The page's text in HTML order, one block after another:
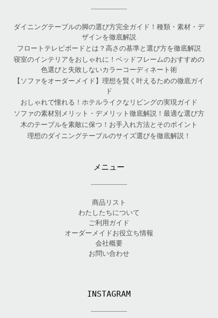
ダイニングテーブルの脚の選び方完全ガイド！種類・素材・デ
ザインを徹底解説
フロートテレビボードとは？高さの基準と選び方を徹底解説
寝室のインテリアをおしゃれに！ベッドフレームのおすすめの
色選びと失敗しないカラーコーディネート術
【ソファをオーダーメイド】理想を賢く叶えるための徹底ガイ
ド
おしゃれで憧れる！ホテルライクなリビングの実現ガイド
ソファの素材別メリット・デメリット徹底解説！最適な選び方
木のテーブルを素敵に保つ！お手入れ方法とそのポイント
理想のダイニングテーブルのサイズ選びを徹底解説！
メニュー
商品リスト
わたしたちについて
ご利用ガイド
オーダーメイドお役立ち情報
会社概要
お問い合わせ
INSTAGRAM